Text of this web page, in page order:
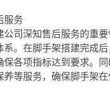
服务
公司深知售后服务的重
系。在脚手架搭建完成
保各项指标达到要求。
养等服务，确保脚手架